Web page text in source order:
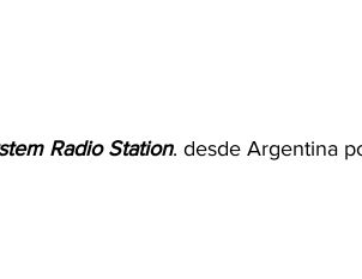
Radio Station. desde Argentina